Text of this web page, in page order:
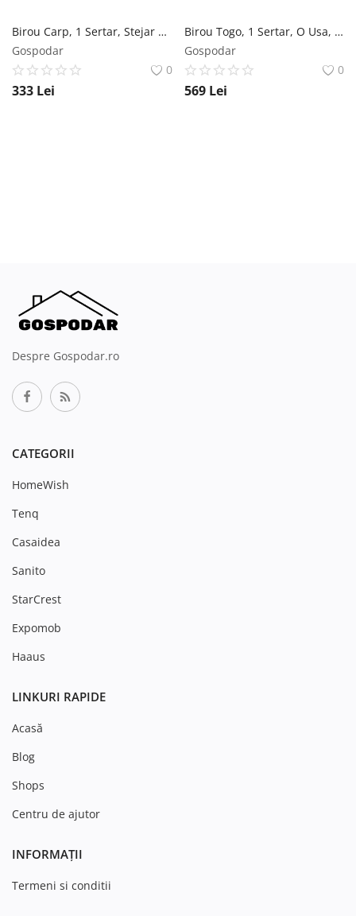
Birou Carp, 1 Sertar, Stejar Sonoma, 85 x 50 x 75 cm
Gospodar
0
333 Lei
Birou Togo, 1 Sertar, O Usa, Stejar Sonoma, 110 x 60 x 75 cm
Gospodar
0
569 Lei
Despre Gospodar.ro
CATEGORII
HomeWish
Tenq
Casaidea
Sanito
StarCrest
Expomob
Haaus
LINKURI RAPIDE
Acasă
Blog
Shops
Centru de ajutor
INFORMAȚII
Termeni si conditii